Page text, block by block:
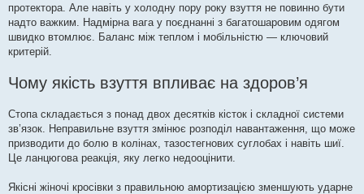
протектора. Але навіть у холодну пору року взуття не повинно бути
надто важким. Надмірна вага у поєднанні з багатошаровим одягом
швидко втомлює. Баланс між теплом і мобільністю — ключовий
критерій.
Чому якість взуття впливає на здоров’я
Стопа складається з понад двох десятків кісток і складної системи
зв’язок. Неправильне взуття змінює розподіл навантаження, що може
призводити до болю в колінах, тазостегнових суглобах і навіть шиї.
Це ланцюгова реакція, яку легко недооцінити.
Якісні жіночі кросівки з правильною амортизацією зменшують ударне